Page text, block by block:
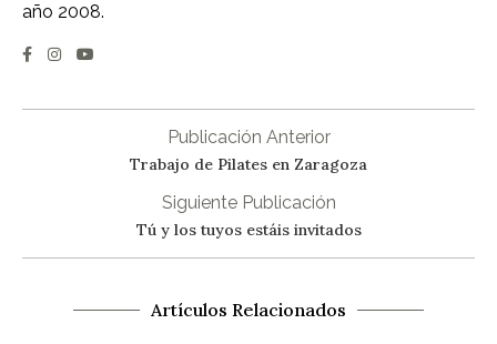
año 2008.
Publicación Anterior
Trabajo de Pilates en Zaragoza
Siguiente Publicación
Tú y los tuyos estáis invitados
Artículos Relacionados